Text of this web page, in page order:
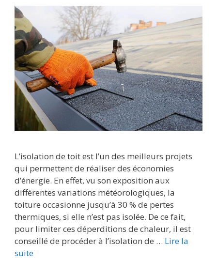
L’isolation de toit est l’un des meilleurs projets
qui permettent de réaliser des économies
d’énergie. En effet, vu son exposition aux
différentes variations météorologiques, la
toiture occasionne jusqu’à 30 % de pertes
thermiques, si elle n’est pas isolée. De ce fait,
pour limiter ces déperditions de chaleur, il est
conseillé de procéder à l’isolation de … Lire la
suite